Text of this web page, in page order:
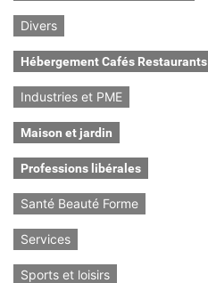
Divers
Hébergement Cafés Restaurants
Industries et PME
Maison et jardin
Professions libérales
Santé Beauté Forme
Services
Sports et loisirs